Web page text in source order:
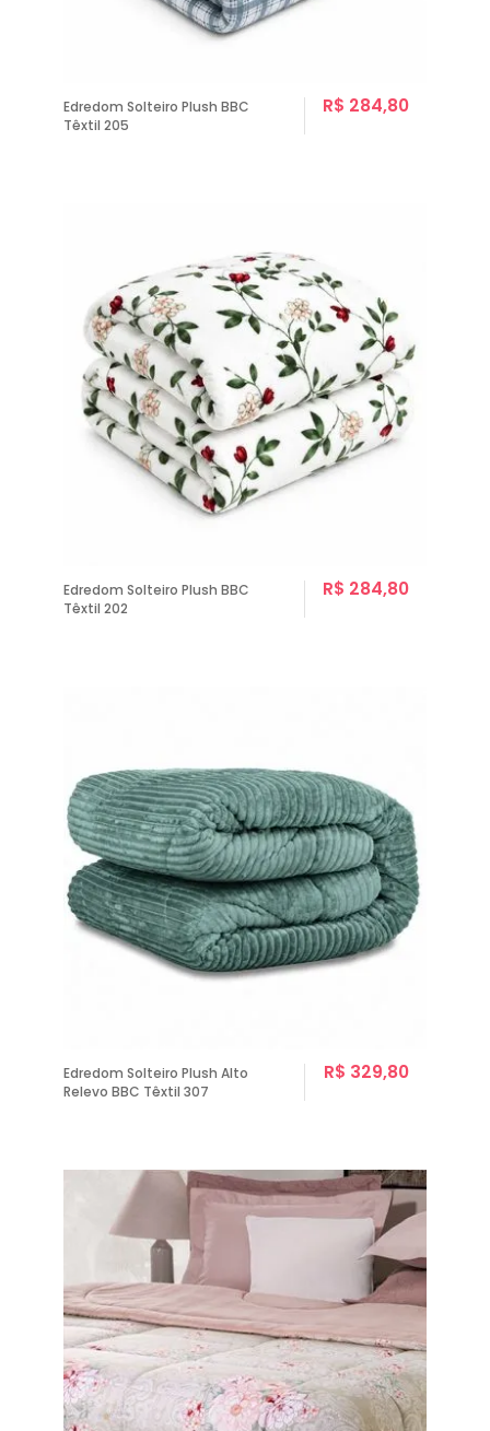
Edredom Solteiro Plush BBC
Têxtil 205
R$ 284,80
Edredom Solteiro Plush BBC
Têxtil 202
R$ 284,80
Edredom Solteiro Plush Alto
Relevo BBC Têxtil 307
R$ 329,80